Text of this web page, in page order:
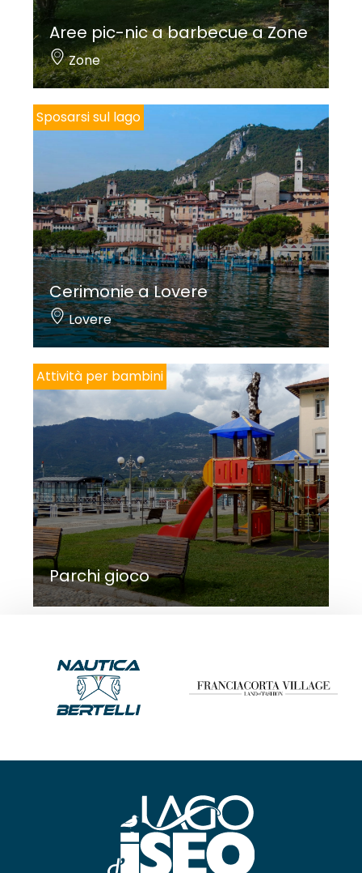
Aree pic-nic a barbecue a Zone
Zone
Sposarsi sul lago
Cerimonie a Lovere
Lovere
Attività per bambini
Parchi gioco